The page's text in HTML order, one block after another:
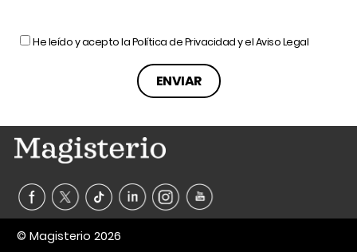
He leído y acepto laPolítica de Privacidady elAviso Legal
© Magisterio 2026